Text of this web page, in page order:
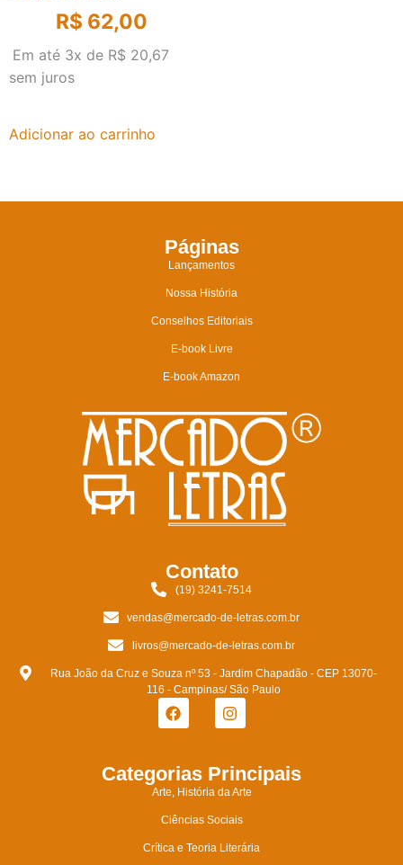
R$ 62,00
Em até 3x de R$ 20,67
sem juros
Adicionar ao carrinho
Páginas
Lançamentos
Nossa História
Conselhos Editoriais
E-book Livre
E-book Amazon
Contato
(19) 3241-7514
vendas@mercado-de-letras.com.br
livros@mercado-de-letras.com.br
Rua João da Cruz e Souza nº 53 - Jardim Chapadão - CEP 13070-
116 - Campinas/ São Paulo
Categorias Principais
Arte, História da Arte
Ciências Sociais
Crítica e Teoria Literária